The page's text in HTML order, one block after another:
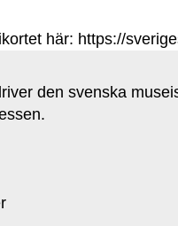
här: https://
den svenska